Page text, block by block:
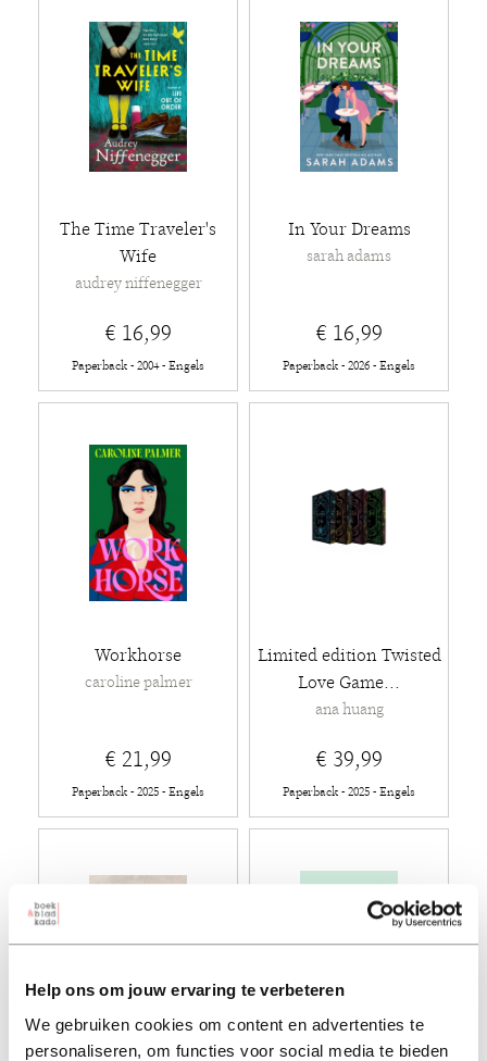
Help ons om jouw ervaring te verbeteren
We gebruiken cookies om content en advertenties te
personaliseren, om functies voor social media te bieden
The Time Traveler's
Wife
audrey niffenegger
€ 16,99
Paperback - 2004 - Engels
In Your Dreams
sarah adams
€ 16,99
Paperback - 2026 - Engels
Workhorse
caroline palmer
€ 21,99
Paperback - 2025 - Engels
Limited edition Twisted
Love Game...
ana huang
€ 39,99
Paperback - 2025 - Engels